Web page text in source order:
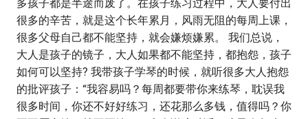
多孩子都是半途而废了。在孩子练习过程中，大人要付出
很多的辛苦，就是这个长年累月，风雨无阻的每周上课，
很多父母自己都不能坚持，就会嫌烦嫌累。 我们总说，
大人是孩子的镜子，大人如果都不能坚持，都抱怨，孩子
如何可以坚持? 我带孩子学琴的时候，就听很多大人抱怨
的批评孩子：“我容易吗？每周都要带你来练琴，耽误我
很多时间，你还不好好练习，还花那么多钱，值得吗？你